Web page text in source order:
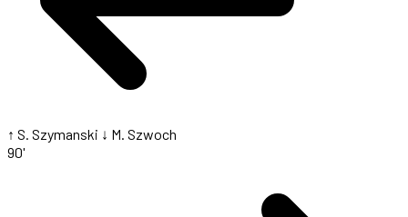
↑ S. Szymanski ↓ M. Szwoch
90'